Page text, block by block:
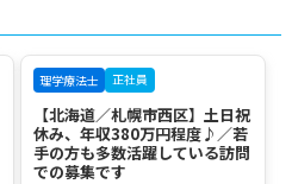
理学療法士 正社員
【北海道／札幌市西区】土日祝
休み、年収380万円程度♪／若
手の方も多数活躍している訪問
での募集です